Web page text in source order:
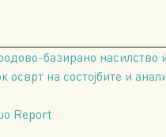
базирано насилство
осврт на состојбите и
Report